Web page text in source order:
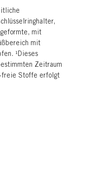
mit
mit
¹Dieses
Zeitraum
freie Stoffe erfolgt